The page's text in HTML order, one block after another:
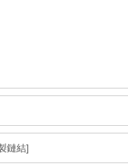
鏈結]